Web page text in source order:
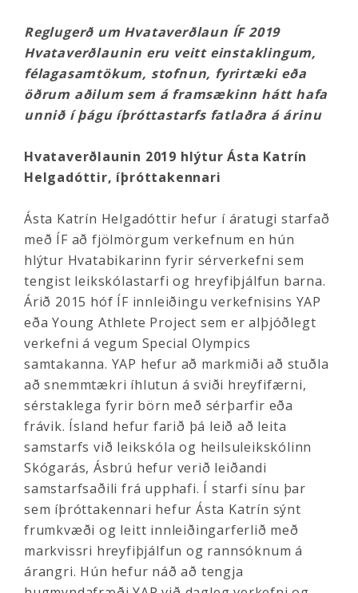
Reglugerð um Hvataverðlaun ÍF 2019
Hvataverðlaunin eru veitt einstaklingum,
félagasamtökum, stofnun, fyrirtæki eða
öðrum aðilum sem á framsækinn hátt hafa
unnið í þágu íþróttastarfs fatlaðra á árinu
Hvataverðlaunin 2019 hlýtur Ásta Katrín
Helgadóttir, íþróttakennari
Ásta Katrín Helgadóttir hefur í áratugi starfað
með ÍF að fjölmörgum verkefnum en hún
hlýtur Hvatabikarinn fyrir sérverkefni sem
tengist leikskólastarfi og hreyfiþjálfun barna.
Árið 2015 hóf ÍF innleiðingu verkefnisins YAP
eða Young Athlete Project sem er alþjóðlegt
verkefni á vegum Special Olympics
samtakanna. YAP hefur að markmiði að stuðla
að snemmtækri íhlutun á sviði hreyfifærni,
sérstaklega fyrir börn með sérþarfir eða
frávik. Ísland hefur farið þá leið að leita
samstarfs við leikskóla og heilsuleikskólinn
Skógarás, Ásbrú hefur verið leiðandi
samstarfsaðili frá upphafi. Í starfi sínu þar
sem íþróttakennari hefur Ásta Katrín sýnt
frumkvæði og leitt innleiðingarferlið með
markvissri hreyfiþjálfun og rannsóknum á
árangri. Hún hefur náð að tengja